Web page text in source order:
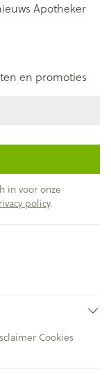
Apotheker
en promoties
in voor onze
policy.
Cookies